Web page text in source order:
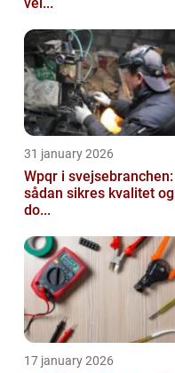
31 january 2026
Wpqr i svejsebranchen:
sådan sikres kvalitet og
do...
17 january 2026